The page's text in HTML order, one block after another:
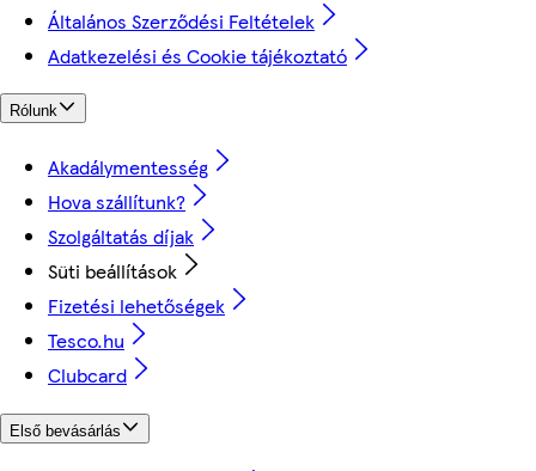
Általános Szerződési Feltételek
Adatkezelési és Cookie tájékoztató
Rólunk
Akadálymentesség
Hova szállítunk?
Szolgáltatás díjak
Süti beállítások
Fizetési lehetőségek
Tesco.hu
Clubcard
Első bevásárlás